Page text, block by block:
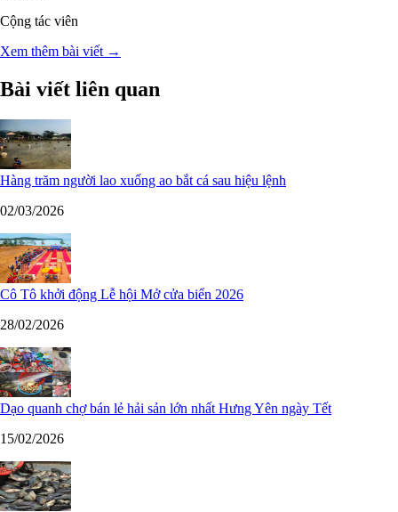
Cộng tác viên
Xem thêm bài viết →
Bài viết liên quan
Hàng trăm người lao xuống ao bắt cá sau hiệu lệnh
02/03/2026
Cô Tô khởi động Lễ hội Mở cửa biển 2026
28/02/2026
Dạo quanh chợ bán lẻ hải sản lớn nhất Hưng Yên ngày Tết
15/02/2026